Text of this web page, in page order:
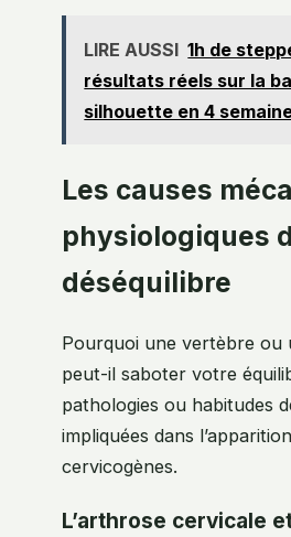
LIRE AUSSI 1h de
résultats réels sur la
silhouette en 4
Les causes
physiologiques
déséquilibre
Pourquoi une vertèbre ou
peut-il saboter votre
pathologies ou habitudes
impliquées dans
cervicogènes.
L’arthrose cervicale